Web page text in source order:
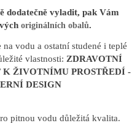
dodatečně vyladit, pak Vám
originálních obalů.
vodu a ostatní studené i teplé
vlastnosti: ZDRAVOTNÍ
K ŽIVOTNÍMU PROSTŘEDÍ -
DESIGN
pitnou vodu důležitá kvalita.